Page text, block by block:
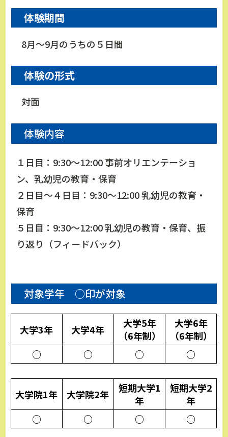
体験期間
8月～9月のうちの５日間
体験の形式
対面
体験内容
１日目：9:30～12:00 事前オリエンテーショ
ン、乳幼児の教育・保育
２日目～４日目：9:30～12:00 乳幼児の教育・
保育
５日目：9:30～12:00 乳幼児の教育・保育、振
り返り（フィードバック）
対象学年 ○印が対象
大学3年
○
大学4年
○
大学5年
（6年制）
○
大学6年
（6年制）
○
大学院1年
○
大学院2年
○
短期大学1
年
○
短期大学2
年
○